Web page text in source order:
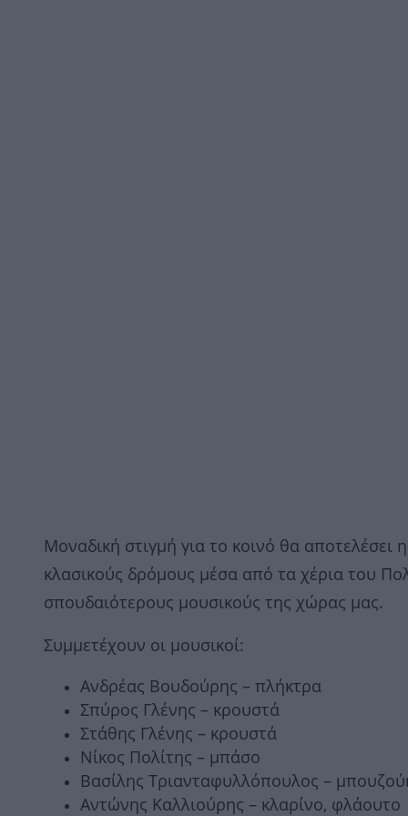
Μοναδική στιγμή για το κοινό θα
κλασικούς δρόμους μέσα από τα χέρια του
σπουδαιότερους μουσικούς της χώρας μας.
Συμμετέχουν οι μουσικοί:
Ανδρέας Βουδούρης – πλήκτρα
Σπύρος Γλένης – κρουστά
Στάθης Γλένης – κρουστά
Νίκος Πολίτης – μπάσο
Βασίλης Τριανταφυλλόπουλος –
Αντώνης Καλλιούρης – κλαρίνο, φλάουτο